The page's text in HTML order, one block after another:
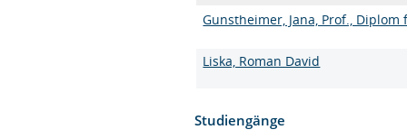
Gunstheimer, Jana, Prof.,
Liska, Roman David
Studiengänge